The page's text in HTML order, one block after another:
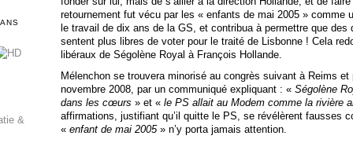
retournement fut vécu par les « enfants de mai 2005 » comme
le travail de dix ans de la GS, et contribua à permettre que
sentent plus libres de voter pour le traité de Lisbonne ! Cela
libéraux de Ségolène Royal à François Hollande.
Mélenchon se trouvera minorisé au congrès suivant à Reims
novembre 2008, par un communiqué expliquant : « Ségolène
dans les cœurs » et « le PS allait au Modem comme la rivière
affirmations, justifiant qu’il quitte le PS, se révélèrent fausses
« enfant de mai 2005» n’y porta jamais attention.
&